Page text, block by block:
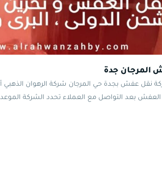
المرجان جدة
نقل عفش بجدة حي المرجان شركة الرهوان الذهبي
بعد التواصل مع العملاء تحدد الشركة الموعد